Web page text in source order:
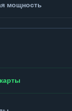
мощность